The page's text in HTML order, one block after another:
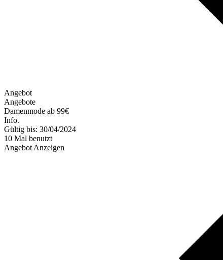
Angebot
Angebote
Damenmode ab 99€
Info.
Gültig bis: 30/04/2024
10 Mal benutzt
Angebot Anzeigen